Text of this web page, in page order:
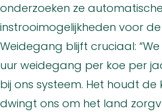
onderzoeken ze automatische
instrooimogelijkheden voor
Weidegang blijft cruciaal:
uur weidegang per koe per
bij ons systeem. Het houdt de
dwingt ons om het land